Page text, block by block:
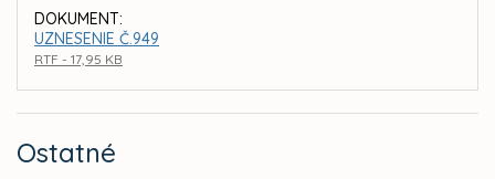
DOKUMENT:
UZNESENIE Č.949
RTF - 17,95 KB
Ostatné